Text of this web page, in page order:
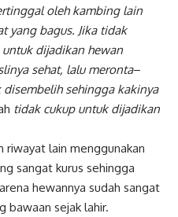
oleh kambing lain
yang bagus. Jika tidak
untuk dijadikan hewan
sehat, lalu meronta–
disembelih sehingga kakinya
tidak cukup untuk dijadikan
riwayat lain menggunakan
sangat kurus sehingga
hewannya sudah sangat
bawaan sejak lahir.